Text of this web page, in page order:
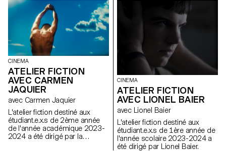
CINEMA
ATELIER FICTION
AVEC CARMEN
JAQUIER
avec Carmen Jaquier
L'atelier fiction destiné aux
étudiant.e.x.s de 2ème année
de l'année académique 2023-
2024 a été dirigé par la
CINEMA
ATELIER FICTION
AVEC LIONEL BAIER
avec Lionel Baier
L'atelier fiction destiné aux
étudiant.e.x.s de 1ère année de
l'année scolaire 2023-2024 a
été dirigé par Lionel Baier.